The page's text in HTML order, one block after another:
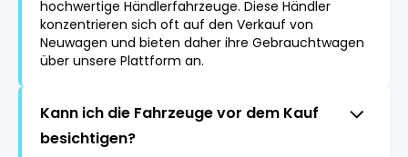
hochwertige Händlerfahrzeuge. Diese Händler
konzentrieren sich oft auf den Verkauf von
Neuwagen und bieten daher ihre Gebrauchtwagen
über unsere Plattform an.
Kann ich die Fahrzeuge vor dem Kauf
besichtigen?